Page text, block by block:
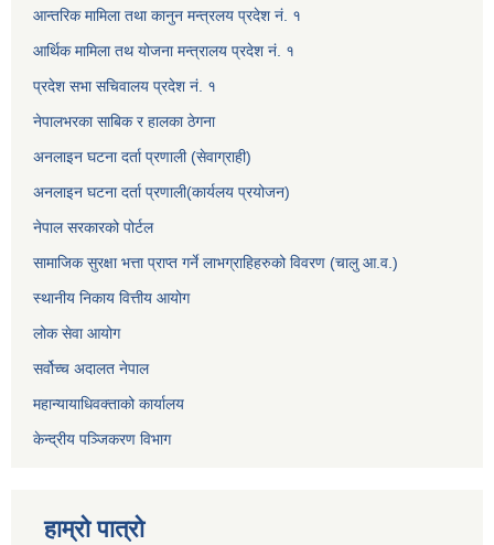
आन्तरिक मामिला तथा कानुन मन्त्रलय प्रदेश नं. १
आर्थिक मामिला तथ योजना मन्त्रालय प्रदेश नं. १
प्रदेश सभा सचिवालय प्रदेश नं. १
नेपालभरका साबिक र हालका ठेगना
अनलाइन घटना दर्ता प्रणाली (सेवाग्राही)
अनलाइन घटना दर्ता प्रणाली(कार्यलय प्रयोजन)
नेपाल सरकारको पोर्टल
सामाजिक सुरक्षा भत्ता प्राप्त गर्ने लाभग्राहिहरुको विवरण (चालु आ.व.)
स्थानीय निकाय वित्तीय आयोग
लोक सेवा आयोग
सर्वोच्च अदालत नेपाल
महान्यायाधिवक्ताको कार्यालय
केन्द्रीय पञ्जिकरण विभाग
हाम्रो पात्रो